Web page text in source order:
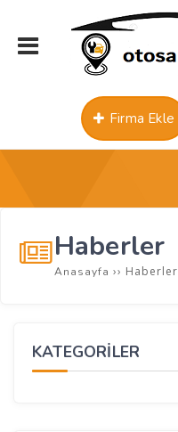
Firma Ekle
Haberler
Anasayfa ›› Haberler
KATEGORİLER